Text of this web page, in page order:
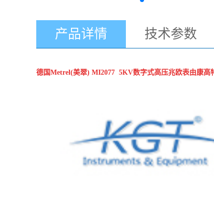
产品详情 技术参数
德国Metrel(美翠) MI2077 5KV数字式高压兆欧表由康高